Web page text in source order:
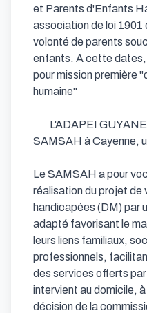
et Parents d'Enfants
association de loi 1901
volonté de parents
enfants. A cette
pour mission première
humaine"
SAMSAH à Cayenne,
Le SAMSAH a pour
réalisation du projet de
handicapées (DM) par
adapté favorisant le
leurs liens familiaux,
professionnels,
des services offerts
intervient au domicile,
décision de la